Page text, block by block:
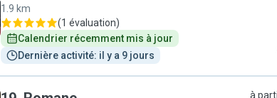
1.9 km
(1 évaluation)
Calendrier récemment mis à jour
Dernière activité: il y a 9 jours
à